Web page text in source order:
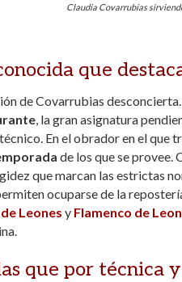
Claudia Covarrubias
que
de Covarrubias
, la gran asignatura
En el obrador en el que
de los que se provee.
que marcan las estrictas
ocuparse de la
Leones y Flamenco de
que por técnica